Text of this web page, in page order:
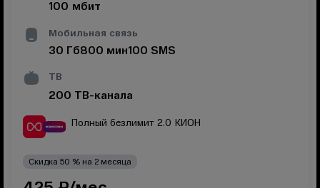
100 мбит
Мобильная связь
30 Гб800 мин100 SMS
ТВ
200 ТВ-канала
Полный безлимит 2.0 КИОН
Скидка 50 % на 2 месяца